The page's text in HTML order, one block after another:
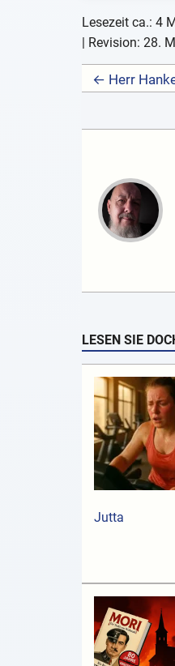
Lesezeit ca.: 4
| Revision: 28.
← Herr
LESEN SIE
Jutta